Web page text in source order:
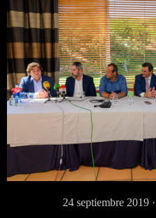
24 septiembre 2019 ·